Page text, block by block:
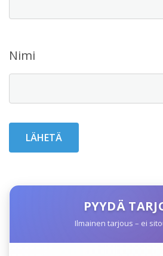
Nimi
PYYDÄ
Ilmainen tarjous – ei